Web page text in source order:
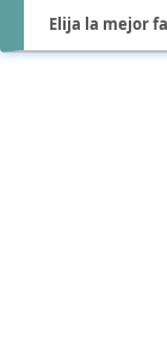
Elija la mejor